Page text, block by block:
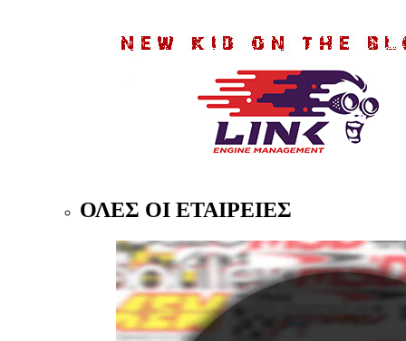
ΟΛΕΣ ΟΙ ΕΤΑΙΡΕΙΕΣ